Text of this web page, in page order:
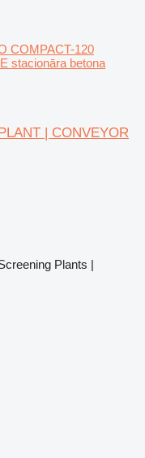
COMPACT-120
stacionāra betona
| CONVEYOR
Plants |